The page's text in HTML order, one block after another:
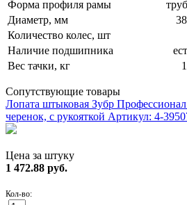
Форма профиля рамы
Диаметр, мм
Количество колес, шт
Наличие подшипника
Вес тачки, кг
Сопутствующие товары
Лопата штыковая Зубр
черенок, с рукояткой Артикул: 4-
Цена за штуку
1 472.88 руб.
Кол-во: